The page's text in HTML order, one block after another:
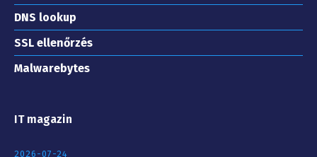
DNS lookup
SSL ellenőrzés
Malwarebytes
IT magazin
2026-07-24